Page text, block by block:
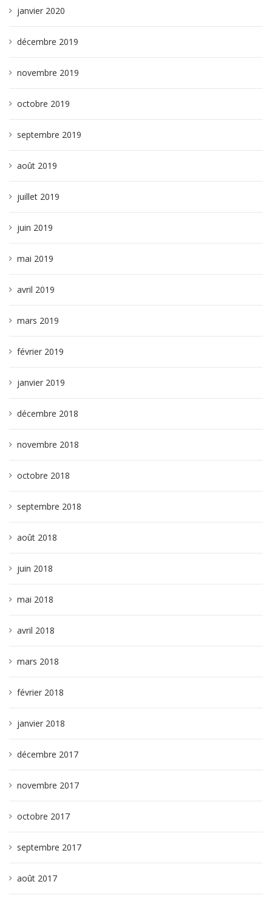
janvier 2020
décembre 2019
novembre 2019
octobre 2019
septembre 2019
août 2019
juillet 2019
juin 2019
mai 2019
avril 2019
mars 2019
février 2019
janvier 2019
décembre 2018
novembre 2018
octobre 2018
septembre 2018
août 2018
juin 2018
mai 2018
avril 2018
mars 2018
février 2018
janvier 2018
décembre 2017
novembre 2017
octobre 2017
septembre 2017
août 2017